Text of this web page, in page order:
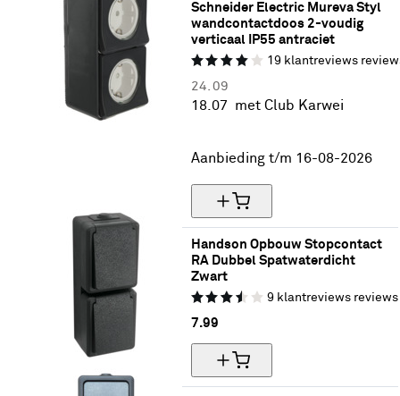
Schneider Electric Mureva Styl
wandcontactdoos 2-voudig
verticaal IP55 antraciet
19 klantreviews
24. 09
18. 07
met Club Karwei
Aanbieding t/m 16-08-2026
Handson Opbouw Stopcontact
RA Dubbel Spatwaterdicht
Zwart
9 klantreviews reviews
7.99